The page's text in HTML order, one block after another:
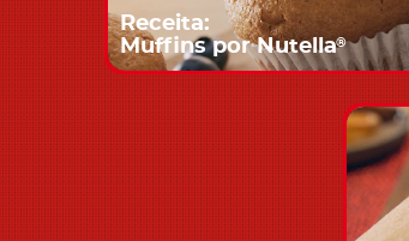
Receita:
Muffins por Nutella®